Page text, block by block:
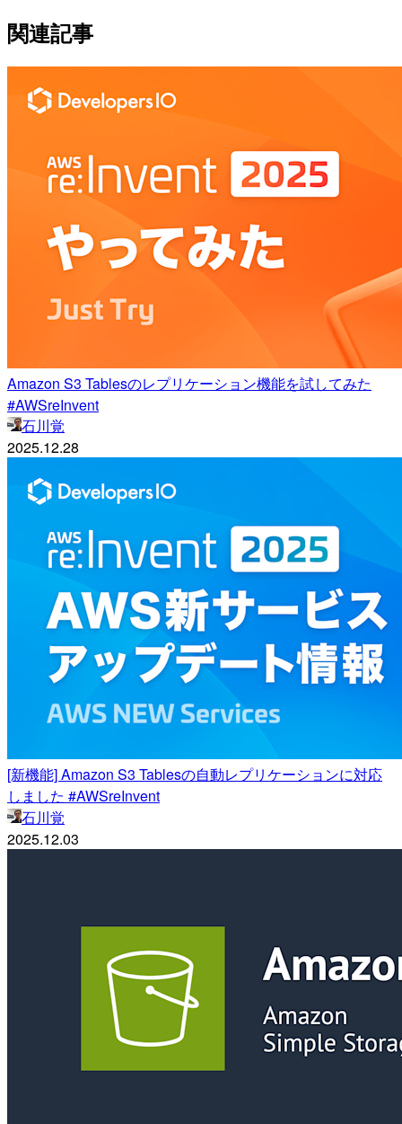
関連記事
Amazon S3 Tablesのレプリケーション機能を試してみた
#AWSreInvent
石川覚
2025.12.28
[新機能] Amazon S3 Tablesの自動レプリケーションに対応
しました #AWSreInvent
石川覚
2025.12.03